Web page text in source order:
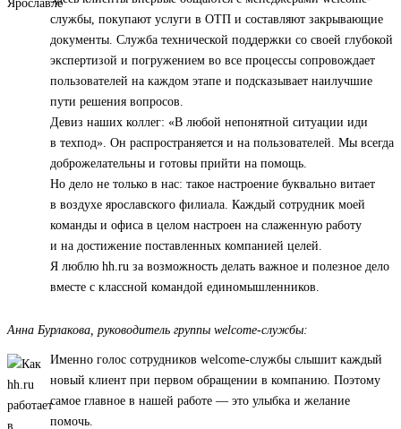
службы, покупают услуги в ОТП и составляют закрывающие
документы. Служба технической поддержки со своей глубокой
экспертизой и погружением во все процессы сопровождает
пользователей на каждом этапе и подсказывает наилучшие
пути решения вопросов.
Девиз наших коллег: «В любой непонятной ситуации иди
в техпод». Он распространяется и на пользователей. Мы всегда
доброжелательны и готовы прийти на помощь.
Но дело не только в нас: такое настроение буквально витает
в воздухе ярославского филиала. Каждый сотрудник моей
команды и офиса в целом настроен на слаженную работу
и на достижение поставленных компанией целей.
Я люблю hh.ru за возможность делать важное и полезное дело
вместе с классной командой единомышленников.
Анна Бурлакова, руководитель группы welcome-службы:
Именно голос сотрудников welcome-службы слышит каждый
новый клиент при первом обращении в компанию. Поэтому
самое главное в нашей работе — это улыбка и желание
помочь.